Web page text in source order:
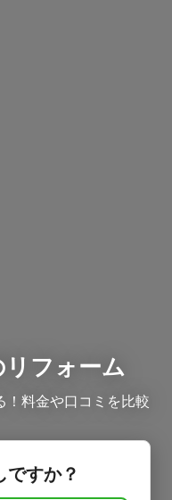
フォーム
！料金や口コミを比較
ですか？